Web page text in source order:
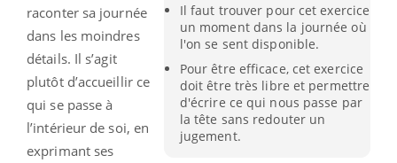
Il faut trouver pour cet exercice
un moment dans la journée où
l'on se sent disponible.
Pour être efficace, cet exercice
doit être très libre et permettre
d'écrire ce qui nous passe par
la tête sans redouter un
jugement.
raconter sa journée
dans les moindres
détails. Il s’agit
plutôt d’accueillir ce
qui se passe à
l’intérieur de soi, en
exprimant ses